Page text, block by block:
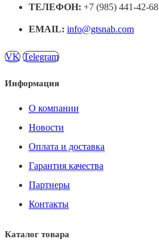
ТЕЛЕФОН: +7 (985) 441-42-68
EMAIL: info@gtsnab.com
VK Telegram
Информация
О компании
Новости
Оплата и доставка
Гарантия качества
Партнеры
Контакты
Каталог товара